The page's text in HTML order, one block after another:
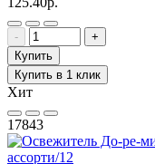
-
+
Купить
Купить в 1 клик
Хит
17843